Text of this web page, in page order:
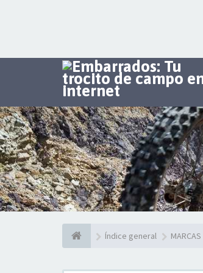
Índice general MARCAS